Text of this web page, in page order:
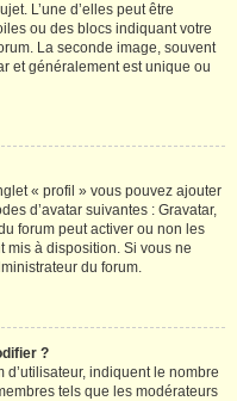
L’une d’elles peut être
ou des blocs indiquant votre
La seconde image, souvent
et généralement est unique ou
« profil » vous pouvez ajouter
d’avatar suivantes : Gravatar,
forum peut activer ou non les
mis à disposition. Si vous ne
du forum.
?
indiquent le nombre
tels que les modérateurs